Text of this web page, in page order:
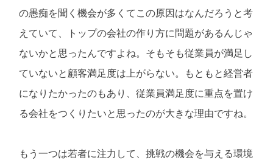
の愚痴を聞く機会が多くてこの原因はなんだろうと考
えていて、トップの会社の作り方に問題があるんじゃ
ないかと思ったんですよね。そもそも従業員が満足し
ていないと顧客満足度は上がらない。もともと経営者
になりたかったのもあり、従業員満足度に重点を置け
る会社をつくりたいと思ったのが大きな理由ですね。
もう一つは若者に注力して、挑戦の機会を与える環境